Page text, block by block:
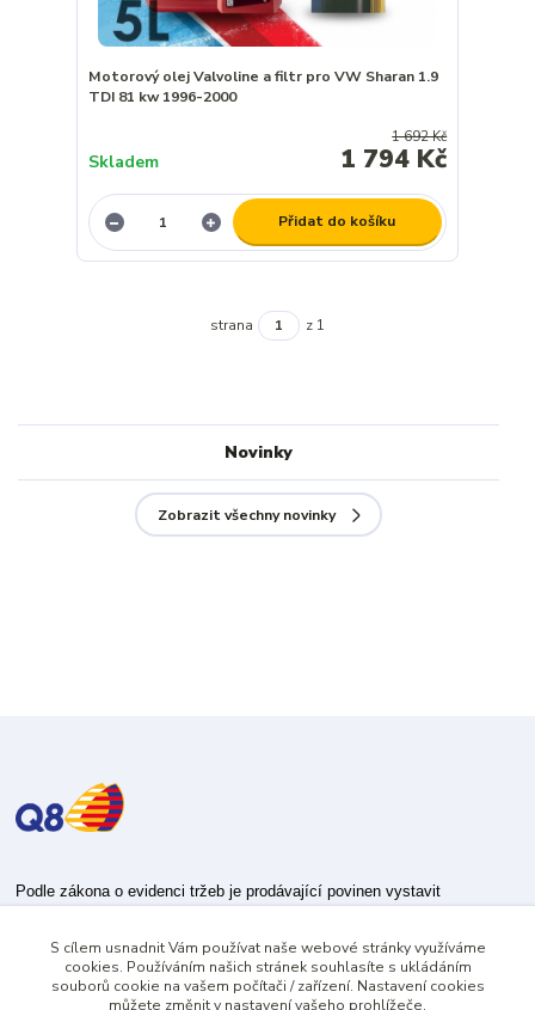
Motorový olej Valvoline a filtr pro VW Sharan 1.9
TDI 81 kw 1996-2000
1 692 Kč
1 794 Kč
Skladem
Přidat do košíku
strana z 1
Novinky
Zobrazit všechny novinky
Podle zákona o evidenci tržeb je prodávající povinen vystavit
Zároveň je povinen zaevidovat přijatou tržbu u správce daně online; v
případě technického výpadku pak nejpozději do 48 hodin.
S cílem usnadnit Vám používat naše webové stránky využíváme
cookies. Používáním našich stránek souhlasíte s ukládáním
souborů cookie na vašem počítači / zařízení. Nastavení cookies
můžete změnit v nastavení vašeho prohlížeče.